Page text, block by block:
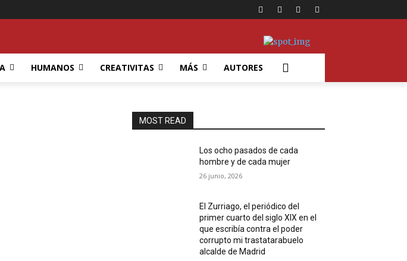
HUMANOS CREATIVITAS MÁS AUTORES
MOST READ
Los ocho pasados de cada
hombre y de cada mujer
26 junio, 2026
El Zurriago, el periódico del
primer cuarto del siglo XIX en el
que escribía contra el poder
corrupto mi trastatarabuelo
alcalde de Madrid